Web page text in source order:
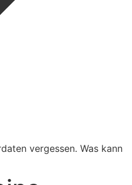
vergessen. Was kann